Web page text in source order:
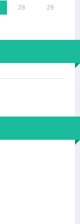
28 29